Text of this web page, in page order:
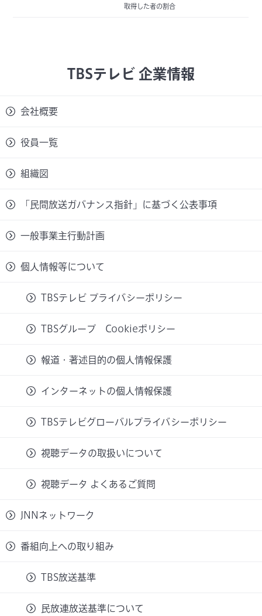
取得した者の割合
TBSテレビ 企業情報
会社概要
役員一覧
組織図
「民間放送ガバナンス指針」に基づく公表事項
一般事業主行動計画
個人情報等について
TBSテレビ プライバシーポリシー
TBSグループ Cookieポリシー
報道・著述目的の個人情報保護
インターネットの個人情報保護
TBSテレビグローバルプライバシーポリシー
視聴データの取扱いについて
視聴データ よくあるご質問
JNNネットワーク
番組向上への取り組み
TBS放送基準
民放連放送基準について